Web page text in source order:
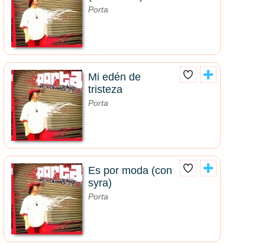
Porta
Mi edén de
tristeza
Porta
Es por moda (con
syra)
Porta